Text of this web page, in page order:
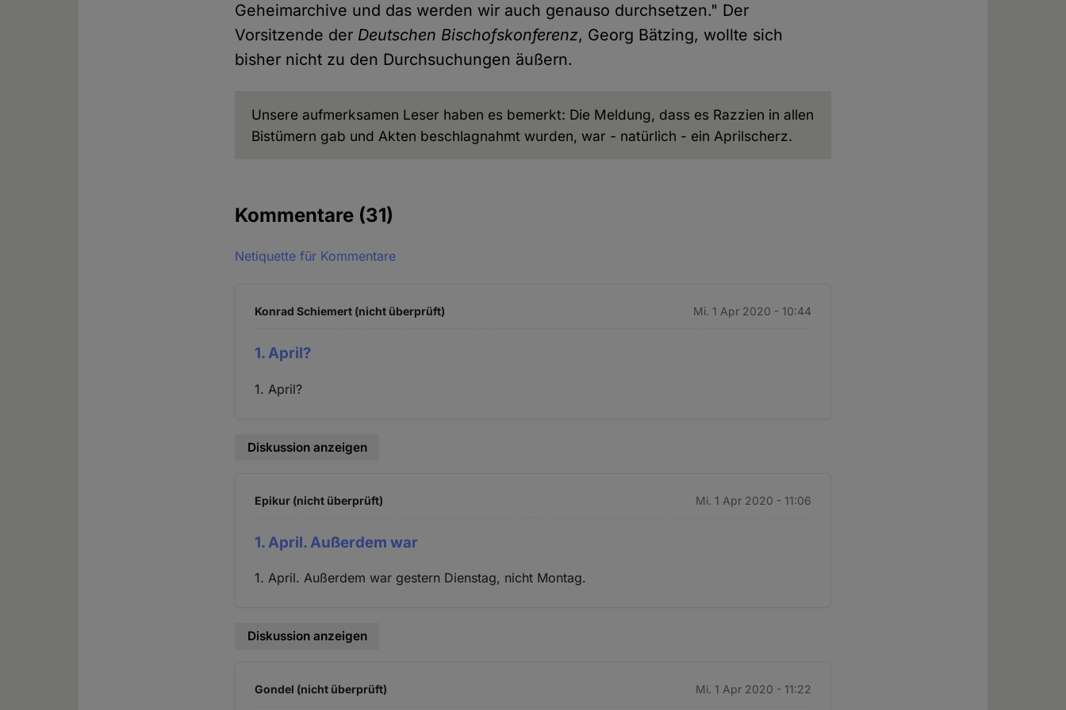
Geheimarchive und das werden wir auch genauso durchsetzen." Der
Vorsitzende der Deutschen Bischofskonferenz, Georg Bätzing, wollte sich
bisher nicht zu den Durchsuchungen äußern.
Unsere aufmerksamen Leser haben es bemerkt: Die Meldung, dass es Razzien in allen
Bistümern gab und Akten beschlagnahmt wurden, war - natürlich - ein Aprilscherz.
Kommentare (31)
Netiquette für Kommentare
Konrad Schiemert (nicht überprüft) Mi. 1 Apr 2020 - 10:44
1. April?
1. April?
Diskussion anzeigen
Epikur (nicht überprüft) Mi. 1 Apr 2020 - 11:06
1. April. Außerdem war
1. April. Außerdem war gestern Dienstag, nicht Montag.
Diskussion anzeigen
Gondel (nicht überprüft) Mi. 1 Apr 2020 - 11:22